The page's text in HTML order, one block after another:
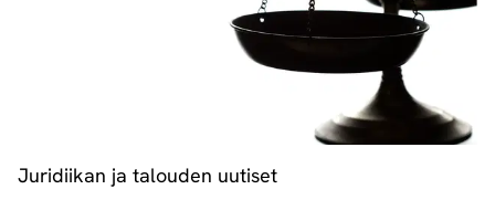
Juridiikan ja talouden uutiset